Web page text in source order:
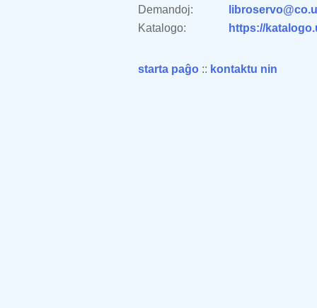
Demandoj:
Katalogo:
https://
starta paĝo :: kontaktu nin